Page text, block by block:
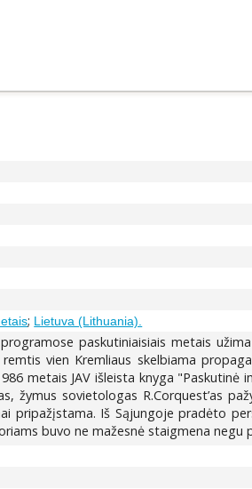
; Lietuva (Lithuania).
paskutiniaisiais metais
vien Kremliaus skelbiama
metais JAV išleista knyga
žymus sovietologas R.Corquest’as
pripažįstama. Iš Sąjungoje pradėto
buvo ne mažesnė staigmena negu